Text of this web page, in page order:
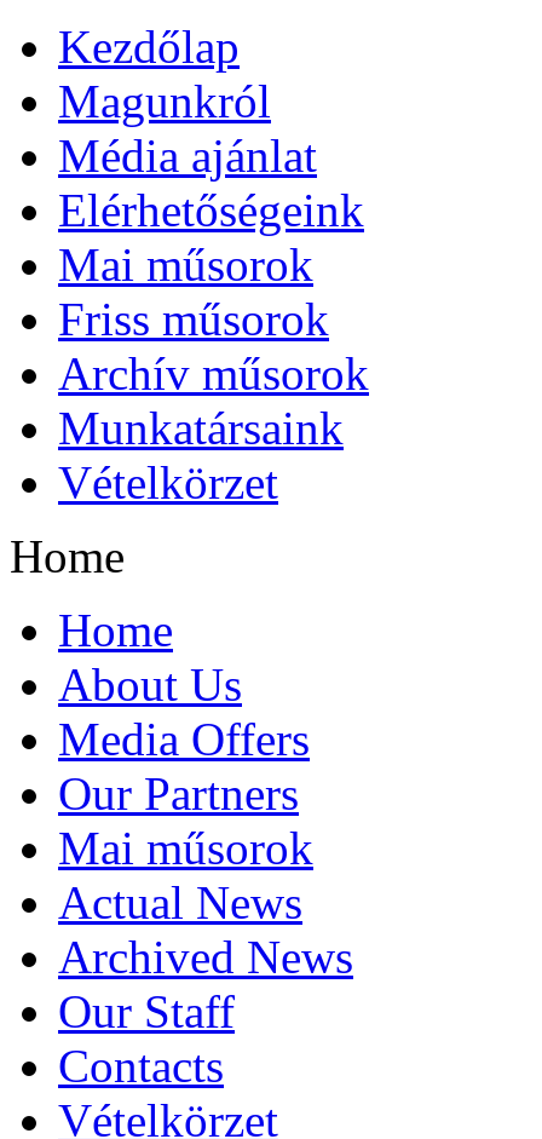
Kezdőlap
Magunkról
Média ajánlat
Elérhetőségeink
Mai műsorok
Friss műsorok
Archív műsorok
Munkatársaink
Vételkörzet
Home
Home
About Us
Media Offers
Our Partners
Mai műsorok
Actual News
Archived News
Our Staff
Contacts
Vételkörzet